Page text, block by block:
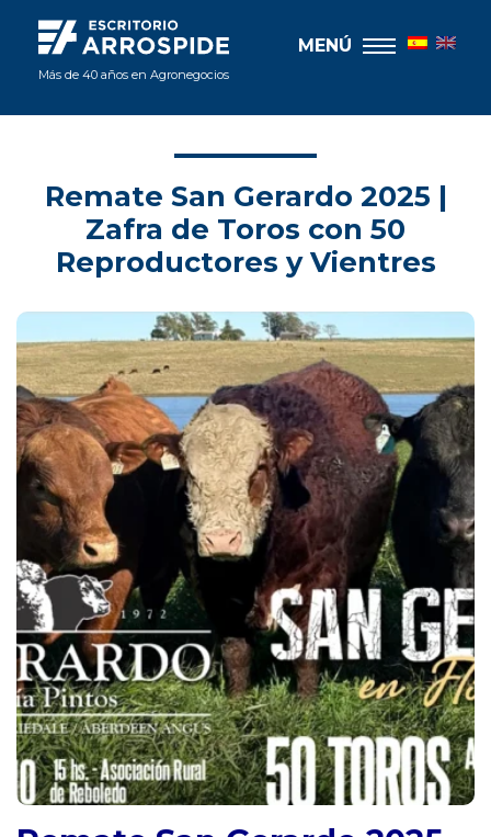
Más de 40 años en Agronegocios
MENÚ
Remate San Gerardo 2025 |
Zafra de Toros con 50
Reproductores y Vientres